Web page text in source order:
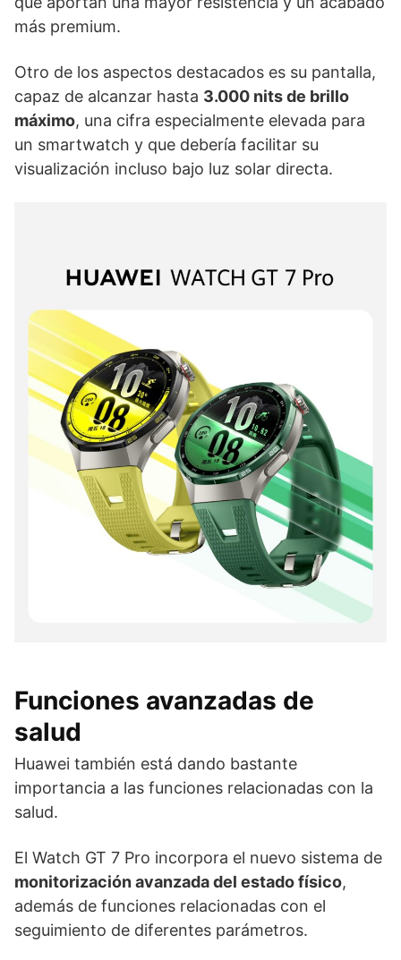
más premium.
Otro de los aspectos destacados es su pantalla,
capaz de alcanzar hasta 3.000 nits de brillo
máximo, una cifra especialmente elevada para
un smartwatch y que debería facilitar su
visualización incluso bajo luz solar directa.
Funciones avanzadas de
salud
Huawei también está dando bastante
importancia a las funciones relacionadas con la
salud.
El Watch GT 7 Pro incorpora el nuevo sistema de
monitorización avanzada del estado físico,
además de funciones relacionadas con el
seguimiento de diferentes parámetros.